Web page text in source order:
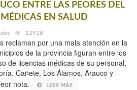
ENTRE LAS PEORES DEL
EN SALUD
12928
reclaman por una mala atención en la
de la provincia figuran entre los
de licencias médicas de su personal,
Cañete, Los Álamos, Arauco y
nota.
LEER MÁS